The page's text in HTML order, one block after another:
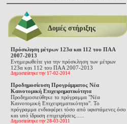
Δομές στήριξης
Πρόσκληση μέτρων 123α και 112 του ΠΑΑ
2007-2013
Ενημερωθείτε για την πρόσκληση των μέτρων
123α και 112 του ΠΑΑ 2007-2013
Δημοσιεύτηκε την 17-02-2014
Προδημοσίευση Προγράμματος Νέα
Καινοτομική Επιχειρηματικότητα
Προδημοσιεύθηκε το πρόγραμμα "Νέα
Καινοτομική Επιχειρηματικότητα". Το
πρόγραμμα ενδιαφέρει τόσο από υφιστάμενες όσο
και υπό ίδρυση επιχειρήσεις......
Δημοσιεύτηκε την 28-03-2011